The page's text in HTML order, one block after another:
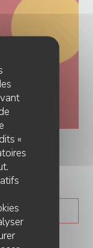
«
UNE NOUVELLE